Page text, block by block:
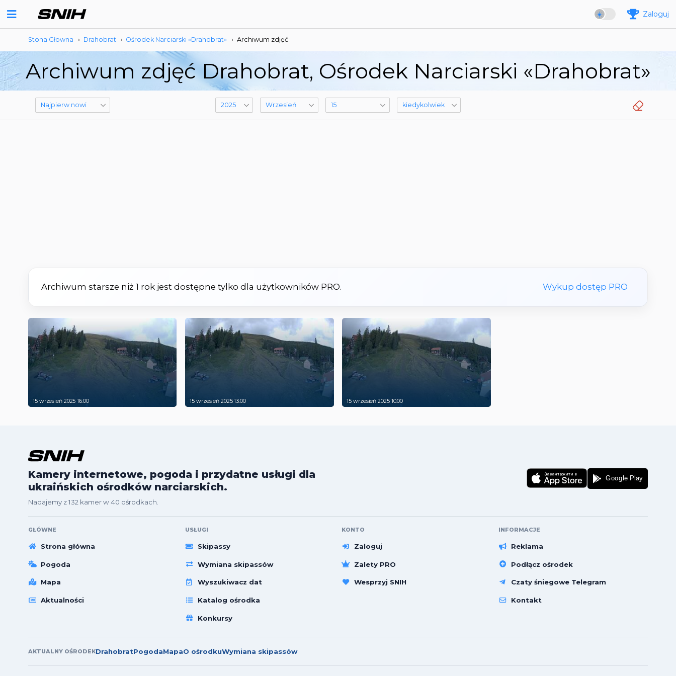
Zaloguj
Stona Głowna › Drahobrat › Ośrodek Narciarski «Drahobrat» › Archiwum zdjęć
Archiwum zdjęć Drahobrat, Ośrodek Narciarski «Drahobrat»
Archiwum starsze niż 1 rok jest dostępne tylko dla użytkowników PRO. Wykup dostęp PRO
15 wrzesień 2025 16:00 15 wrzesień 2025 13:00 15 wrzesień 2025 10:00
Kamery internetowe, pogoda i przydatne usługi dla
ukraińskich ośrodków narciarskich.
Nadajemy z 132 kamer w 40 ośrodkach.
GŁÓWNE
Strona główna
Pogoda
Mapa
Aktualności
USŁUGI
Skipassy
Wymiana skipassów
Wyszukiwacz dat
Katalog ośrodka
Konkursy
KONTO
Zaloguj
Zalety PRO
Wesprzyj SNIH
INFORMACJE
Reklama
Podłącz ośrodek
Czaty śniegowe Telegram
Kontakt
AKTUALNY OŚRODEKDrahobratPogodaMapaO ośrodkuWymiana skipassów